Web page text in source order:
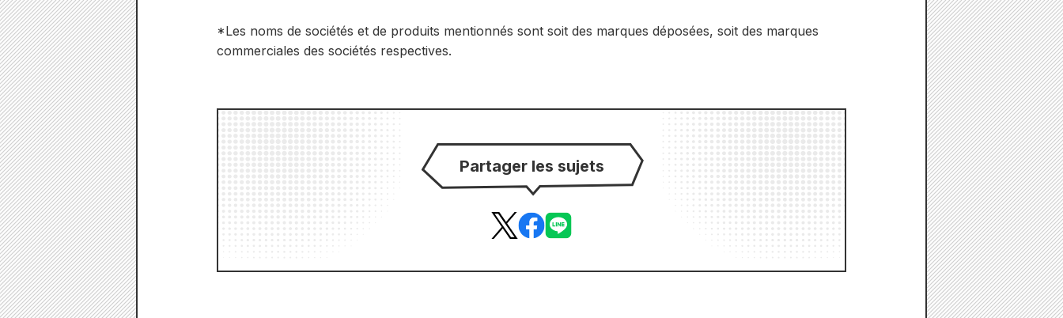
*Les noms de sociétés et de produits mentionnés sont soit des marques déposées, soit des marques
commerciales des sociétés respectives.
Partager les sujets